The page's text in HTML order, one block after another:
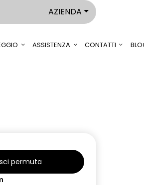
AZIENDA
ASSISTENZA CONTATTI
permuta